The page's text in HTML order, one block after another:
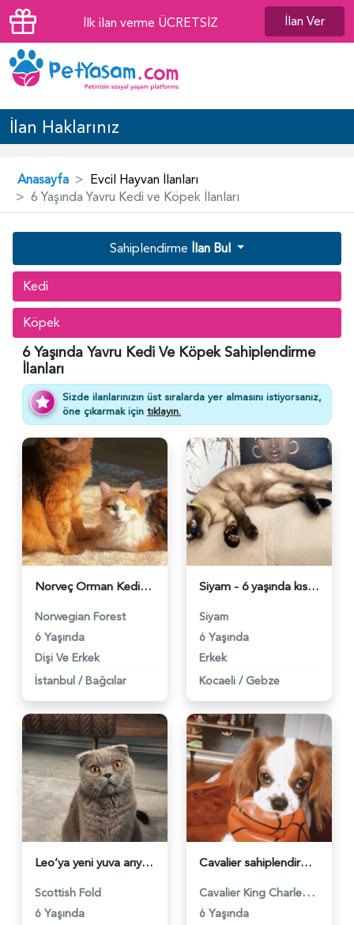
İlk ilan verme ÜCRETSİZ İlan Ver
İlan Haklarınız
Anasayfa
Evcil Hayvan İlanları
6 Yaşında Yavru Kedi ve Köpek İlanları
Sahiplendirme İlan Bul
Kedi
Köpek
6 Yaşında Yavru Kedi Ve Köpek Sahiplendirme
İlanları
Sizde ilanlarınızın üst sıralarda yer almasını istiyorsanız,
öne çıkarmak için tıklayın.
Norveç Orman Kedisi İkizler yuva arıyor çok acil - 4717
Norwegian Forest
6 Yaşında
Dişi Ve Erkek
İstanbul / Bağcılar
Siyam - 6 yaşında kısırlaştırılmış Ücretsiz - 4539
Siyam
6 Yaşında
Erkek
Kocaeli / Gebze
Leo’ya yeni yuva arıyoruz - 3924
Scottish Fold
6 Yaşında
Cavalier sahiplendirme - 2781
Cavalier King Charles Spaniel
6 Yaşında